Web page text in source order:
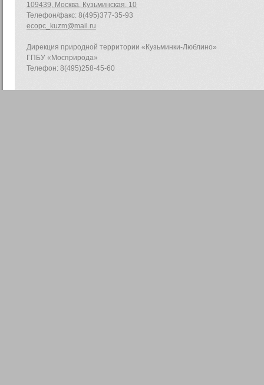
109439, Москва, Кузьминская, 10
Телефон/факс: 8(495)377-35-93
ecopc_kuzm@mail.ru
Дирекция природной территории «Кузьминки-Люблино»
ГПБУ «Мосприрода»
Телефон: 8(495)258-45-60